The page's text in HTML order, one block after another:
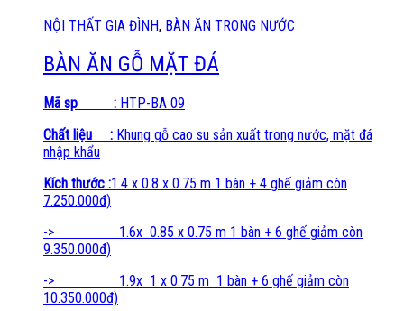
NỘI THẤT GIA ĐÌNH, BÀN ĂN TRONG NƯỚC
BÀN ĂN GỖ MẶT ĐÁ
Mã sp : HTP-BA 09
Chất liệu : Khung gỗ cao su sản xuất trong nước, mặt đá
nhập khẩu
Kích thước :1.4 x 0.8 x 0.75 m 1 bàn + 4 ghế giảm còn
7.250.000đ)
-> 1.6x 0.85 x 0.75 m 1 bàn + 6 ghế giảm còn
9.350.000đ)
-> 1.9x 1 x 0.75 m 1 bàn + 6 ghế giảm còn
10.350.000đ)